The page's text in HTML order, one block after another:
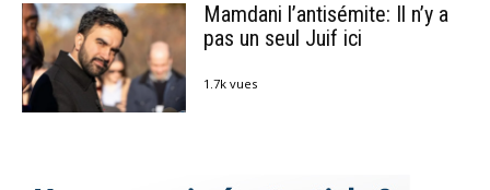
Mamdani l’antisémite: Il n’y a
pas un seul Juif ici
1.7k vues